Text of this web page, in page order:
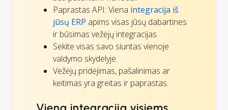
Paprastas API: Viena integracija iš
jūsų ERP apims visas jūsų dabartines
ir būsimas vežėjų integracijas.
Sekite visas savo siuntas vienoje
valdymo skydelyje.
Vežėjų pridėjimas, pašalinimas ar
keitimas yra greitas ir paprastas.